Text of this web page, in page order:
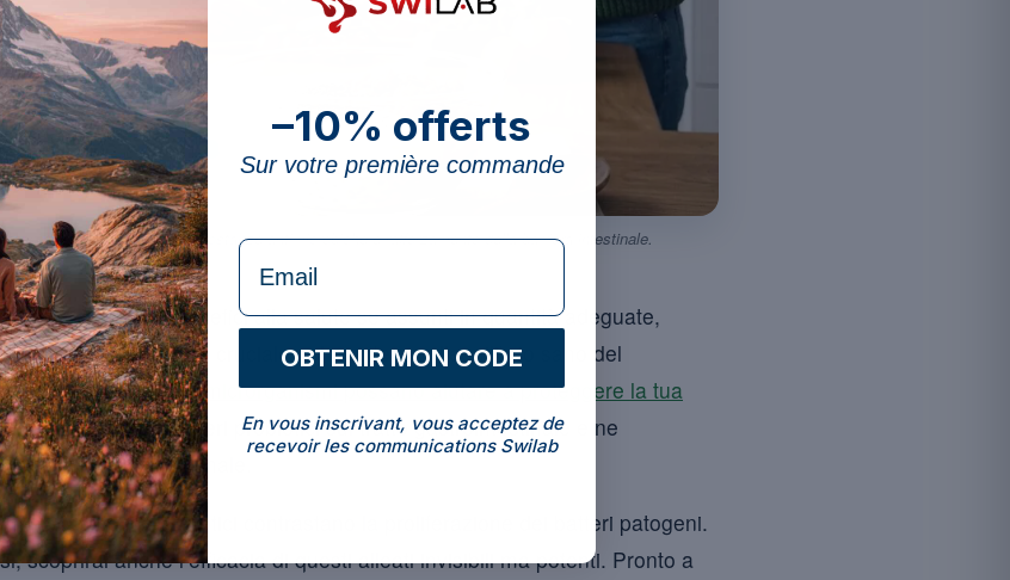
tramite competizione, sostanze antimicrobiche e rafforzamento della barriera intestinale.
che apportano benefici alla salute se assunti in quantità adeguate,
e svolgono un ruolo cruciale nel mantenere l’equilibrio sano del
chiestocome questi microrganismi possano aiutare a proteggere la tua
l’impatto dei batteri probiotici sul tratto gastrointestinale e ne
l’omeostasi intestinale.
con cui i probiotici contrastano la proliferazione dei batteri patogeni.
scoprirai anche l’efficacia di questi alleati invisibili ma potenti. Pronto a
–10% offerts
Sur votre première commande
formulaire Email
OBTENIR MON CODE
En vous inscrivant, vous acceptez de
recevoir les communications Swilab